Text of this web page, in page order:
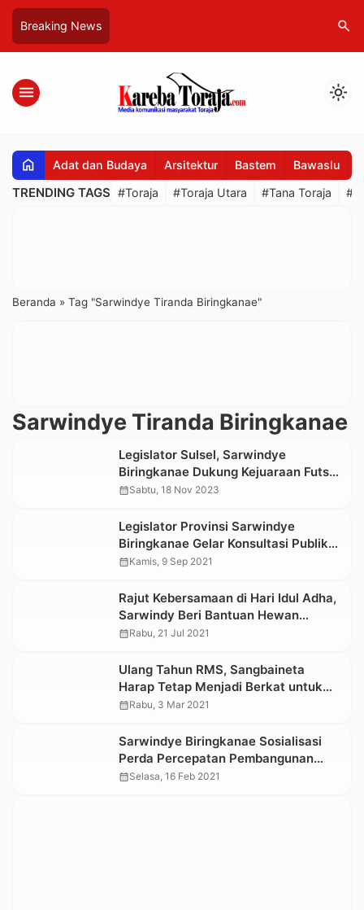
Breaking News search
menu light_mode
home Adat dan Budaya Arsitektur Bastem Bawaslu
TRENDING TAGS #Toraja #Toraja Utara #Tana Toraja
Beranda » Tag "Sarwindye Tiranda Biringkanae"
Sarwindye Tiranda Biringkanae
Legislator Sulsel, Sarwindye
Biringkanae Dukung Kejuaraan Futsal
dan Basket Tingkat Sulsel di Toraja
calendar_monthSabtu, 18 Nov 2023
Legislator Provinsi Sarwindye
Biringkanae Gelar Konsultasi Publik
Ranperda Sistem Pertanian Organik
calendar_monthKamis, 9 Sep 2021
Rajut Kebersamaan di Hari Idul Adha,
Sarwindy Beri Bantuan Hewan
Qurban
calendar_monthRabu, 21 Jul 2021
Ulang Tahun RMS, Sangbaineta
Harap Tetap Menjadi Berkat untuk
Masyarakat
calendar_monthRabu, 3 Mar 2021
Sarwindye Biringkanae Sosialisasi
Perda Percepatan Pembangunan
Perdesaan di Kecamatan Simbuang
calendar_monthSelasa, 16 Feb 2021